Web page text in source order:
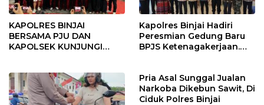
KAPOLRES BINJAI
BERSAMA PJU DAN
KAPOLSEK KUNJUNGI
Kapolres Binjai Hadiri
Peresmian Gedung Baru
BPJS Ketenagakerjaan.
Pria Asal Sunggal Jualan
Narkoba Dikebun Sawit, Di
Ciduk Polres Binjai